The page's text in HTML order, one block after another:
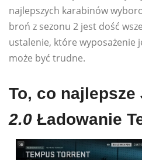
najlepszych karabinów
broń z sezonu 2 jest dość
ustalenie, które wyposażenie
może być trudne.
To, co najlepsze
2.0 Ładowanie